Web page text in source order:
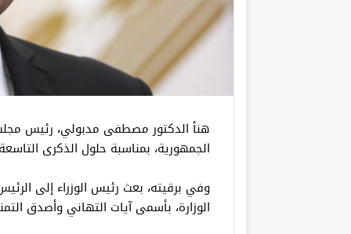
هنأ الدكتور مصطفى مدبولي، رئيس
الجمهورية، بمناسبة حلول الذكرى التاسعة والستين
وفي برقيته، بعث رئيس الوزراء إلى
الوزارة، بأسمى آيات التهاني وأصدق